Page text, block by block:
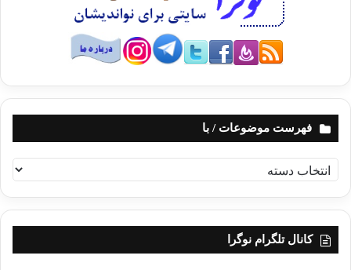
فهرست موضوعات / با
ه
ر
کانال تلگرام نوگرا